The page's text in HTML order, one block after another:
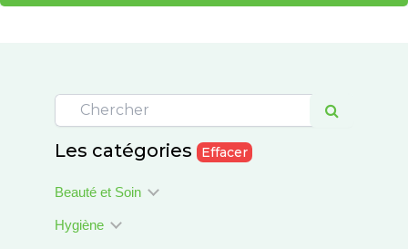
Les catégories Effacer
Beauté et Soin
Hygiène